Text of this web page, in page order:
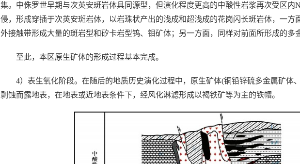
集。中侏罗世早期与次英安斑岩体具同源型，但演化程度更高的中酸性岩浆再次受区内
侵，形成穿插于次英安斑岩体，以岩珠状产出的浅成和超浅成的花岗闪长斑岩体，一方
外接触带形成大量的斑岩型和矽卡岩型钨、钼矿体；另一方面，同样对前面所形成的多
至此，本区原生矿体的形成过程基本完成。
4）表生氧化阶段。在随后的地质历史演化过程中，原生矿体(铜铅锌硫多金属矿体
剥蚀而露地表，在地表或近地表条件下，经风化淋滤形成以褐铁矿等为主的铁帽。